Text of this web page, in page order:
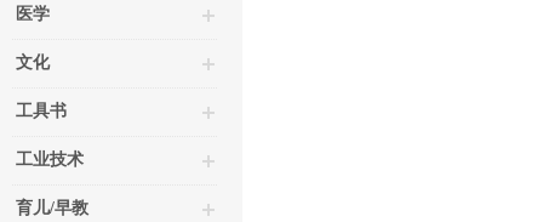
医学
文化
工具书
工业技术
育儿/早教